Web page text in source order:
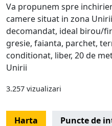
Va propunem spre
camere situat in zona
decomandat, ideal birou/
gresie, faianta, parchet,
conditionat, liber, 20 de
Unirii
3.257 vizualizari
Harta Puncte de